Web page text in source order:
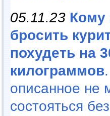
05.11.23 Кому
бросить
похудеть на
килограммов
описанное не
состояться